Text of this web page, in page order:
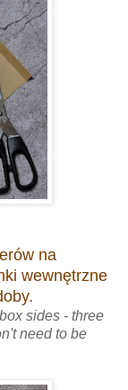
na
wewnętrzne
sides - three
need to be